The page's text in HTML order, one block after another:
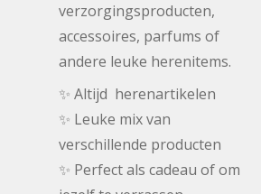
verzorgingsproducten,
accessoires, parfums of
andere leuke herenitems.
✨ Altijd herenartikelen
✨ Leuke mix van
verschillende producten
✨ Perfect als cadeau of om